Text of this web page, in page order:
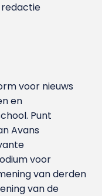
redactie
voor nieuws
en
Punt
Avans
voor
van derden
van de